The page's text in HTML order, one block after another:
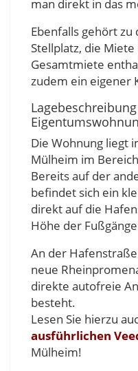
man direkt in das
Ebenfalls gehört zu
Stellplatz, die
Gesamtmiete
zudem ein eigener
Die Wohnung liegt
Mülheim im
Bereits auf der
befindet sich ein
direkt auf die
Höhe der
An der
neue
direkte autofreie
besteht.
Lesen Sie hierzu
ausführlichen
Mülheim!